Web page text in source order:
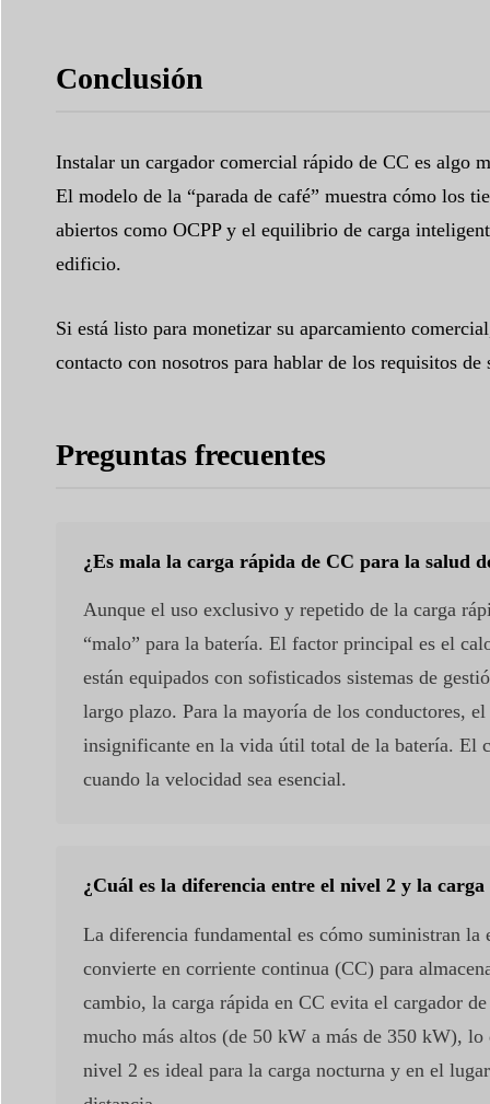
Conclusión
Instalar un cargador comercial rápido de CC es algo
El modelo de la “parada de café” muestra cómo los
abiertos como OCPP y el equilibrio de carga
edificio.
Si está listo para monetizar su aparcamiento
contacto con nosotros para hablar de los requisitos
Preguntas frecuentes
¿Es mala la carga rápida de CC para la salud
Aunque el uso exclusivo y repetido de la carga
“malo” para la batería. El factor principal es el
están equipados con sofisticados sistemas de
largo plazo. Para la mayoría de los conductores,
insignificante en la vida útil total de la batería. El
cuando la velocidad sea esencial.
¿Cuál es la diferencia entre el nivel 2 y la
La diferencia fundamental es cómo suministran
convierte en corriente continua (CC) para
cambio, la carga rápida en CC evita el cargador
mucho más altos (de 50 kW a más de 350 kW),
nivel 2 es ideal para la carga nocturna y en el